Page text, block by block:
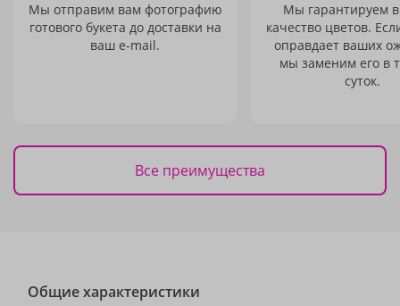
Мы отправим вам фотографию
готового букета до доставки на
ваш e-mail.
Мы гарантируем
качество цветов.
оправдает ваших
мы заменим его в
суток.
Все преимущества
Общие характеристики